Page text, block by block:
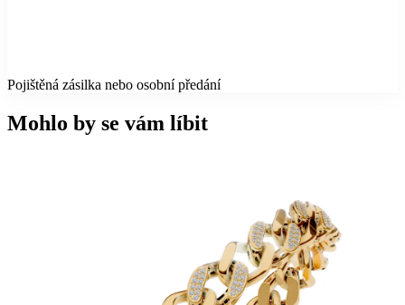
Pojištěná zásilka nebo osobní předání
Mohlo by se vám líbit